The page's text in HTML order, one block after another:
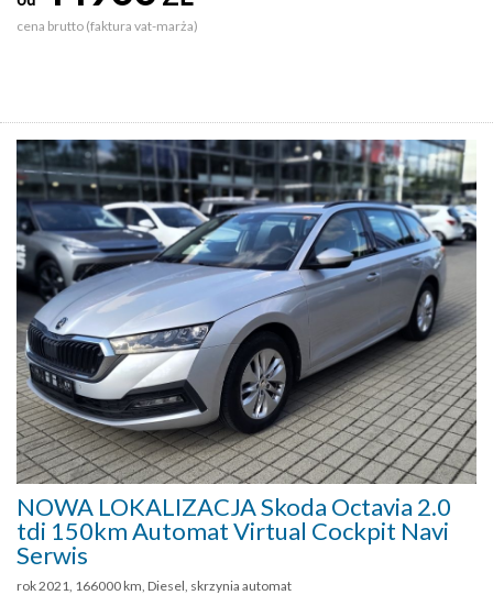
cena brutto (faktura vat-marża)
NOWA LOKALIZACJA Skoda Octavia 2.0
tdi 150km Automat Virtual Cockpit Navi
Serwis
rok 2021, 166000 km, Diesel, skrzynia automat